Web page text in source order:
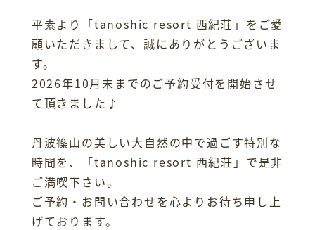
平素より「tanoshic resort 西紀荘」をご愛
顧いただきまして、誠にありがとうございま
す。
2026年10月末までのご予約受付を開始させ
て頂きました♪
丹波篠山の美しい大自然の中で過ごす特別な
時間を、「tanoshic resort 西紀荘」で是非
ご満喫下さい。
ご予約・お問い合わせを心よりお待ち申し上
げております。